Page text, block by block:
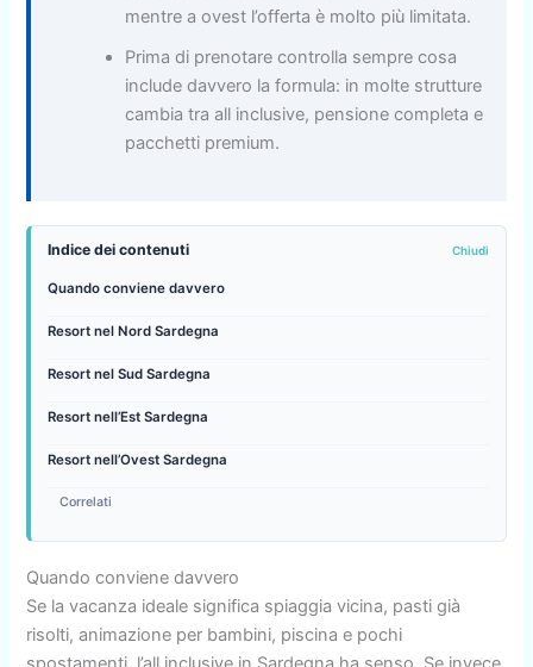
mentre a ovest l’offerta è molto più limitata.
Prima di prenotare controlla sempre cosa
include davvero la formula: in molte strutture
cambia tra all inclusive, pensione completa e
pacchetti premium.
Indice dei contenuti
Quando conviene davvero
Resort nel Nord Sardegna
Resort nel Sud Sardegna
Resort nell’Est Sardegna
Resort nell’Ovest Sardegna
Correlati
Quando conviene davvero
Se la vacanza ideale significa spiaggia vicina, pasti già
risolti, animazione per bambini, piscina e pochi